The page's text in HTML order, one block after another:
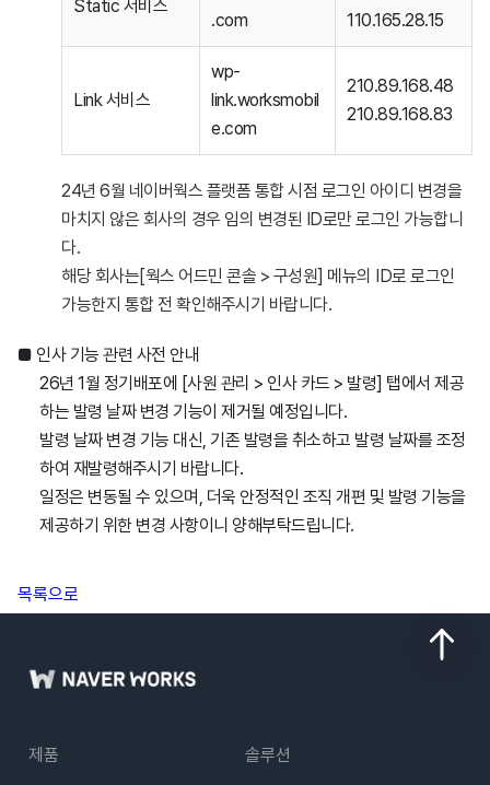
Static 서비스
.com
110.165.28.15
Link 서비스
wp-
link.worksmobil
e.com
210.89.168.48
210.89.168.83
24년 6월 네이버웍스 플랫폼 통합 시점 로그인 아이디 변경을
마치지 않은 회사의 경우 임의 변경된 ID로만 로그인 가능합니
다.
해당 회사는[웍스 어드민 콘솔 > 구성원] 메뉴의 ID로 로그인
가능한지 통합 전 확인해주시기 바랍니다.
■ 인사 기능 관련 사전 안내
26년 1월 정기배포에 [사원 관리 > 인사 카드 > 발령] 탭에서 제공
하는 발령 날짜 변경 기능이 제거될 예정입니다.
발령 날짜 변경 기능 대신, 기존 발령을 취소하고 발령 날짜를 조정
하여 재발령해주시기 바랍니다.
일정은 변동될 수 있으며, 더욱 안정적인 조직 개편 및 발령 기능을
제공하기 위한 변경 사항이니 양해부탁드립니다.
목록으로
제품 솔루션